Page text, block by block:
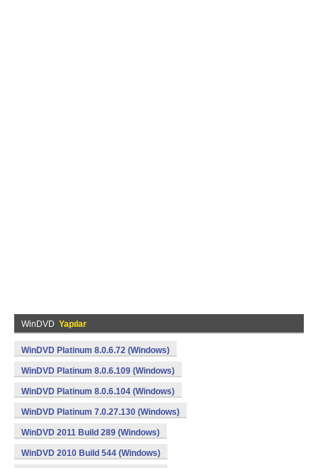
WinDVD Yapılar
WinDVD Platinum 8.0.6.72 (Windows)
WinDVD Platinum 8.0.6.109 (Windows)
WinDVD Platinum 8.0.6.104 (Windows)
WinDVD Platinum 7.0.27.130 (Windows)
WinDVD 2011 Build 289 (Windows)
WinDVD 2010 Build 544 (Windows)